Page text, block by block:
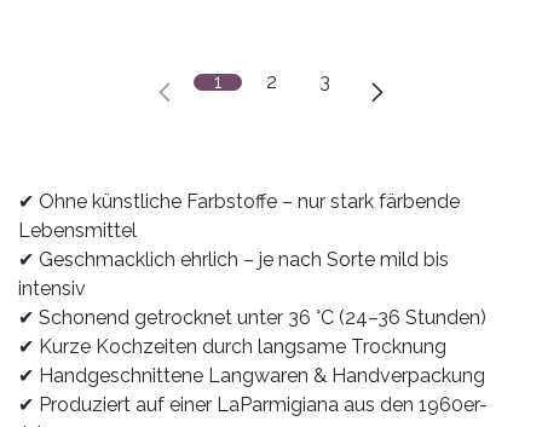
1 2 3
✔ Ohne künstliche Farbstoffe – nur stark färbende
Lebensmittel
✔ Geschmacklich ehrlich – je nach Sorte mild bis
intensiv
✔ Schonend getrocknet unter 36 °C (24–36 Stunden)
✔ Kurze Kochzeiten durch langsame Trocknung
✔ Handgeschnittene Langwaren & Handverpackung
✔ Produziert auf einer LaParmigiana aus den 1960er-